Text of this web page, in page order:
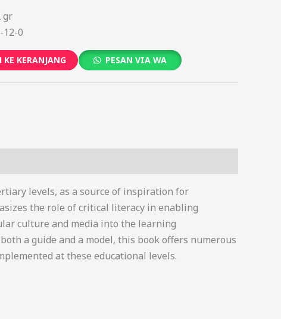
gr
12-0
KE KERANJANG PESAN VIA WA
levels, as a source of inspiration for
the role of critical literacy in enabling
culture and media into the learning
a guide and a model, this book offers numerous
at these educational levels.